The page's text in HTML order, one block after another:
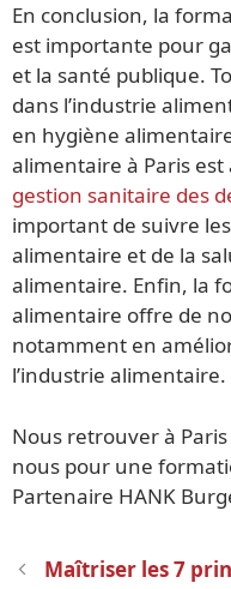
En conclusion, la
est importante pour
et la santé publique.
dans l’industrie
en hygiène
alimentaire à Paris
gestion sanitaire des
important de suivre
alimentaire et de la
alimentaire. Enfin, la
alimentaire offre de
notamment en
l’industrie alimentaire.
Nous retrouver à
nous pour une
Partenaire HANK
Navigation
Maîtriser les ‍7